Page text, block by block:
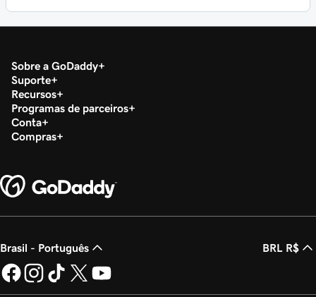
Sobre a GoDaddy
Suporte
Recursos
Programas de parceiros
Conta
Compras
Brasil - Português BRL R$